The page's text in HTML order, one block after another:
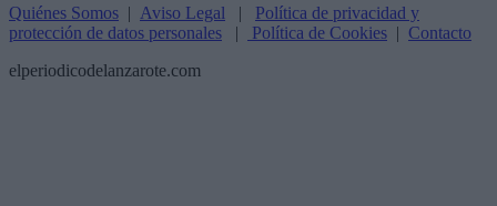
Quiénes Somos | Aviso Legal | Política de privacidad y
protección de datos personales | Política de Cookies | Contacto
elperiodicodelanzarote.com